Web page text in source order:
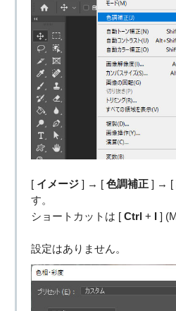
[ イメージ] → [ 色調補正] → [
す。
ショートカットは [ Ctrl + ]
設定はありません。